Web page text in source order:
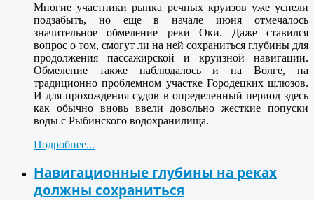
Многие участники рынка речных круизов уже успели
подзабыть, но еще в начале июня отмечалось
значительное обмеление реки Оки. Даже ставился
вопрос о том, смогут ли на ней сохраниться глубины для
продолжения пассажирской и круизной навигации.
Обмеление также наблюдалось и на Волге, на
традиционно проблемном участке Городецких шлюзов.
И для прохождения судов в определенный период здесь
как обычно вновь ввели довольно жесткие попуски
воды с Рыбинского водохранилища.
Подробнее...
Навигационные глубины на реках
должны сохраниться